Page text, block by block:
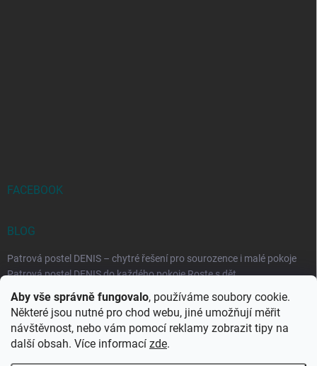
Aby vše správně fungovalo, používáme soubory cookie.
Některé jsou nutné pro chod webu, jiné umožňují měřit
návštěvnost, nebo vám pomocí reklamy zobrazit tipy na
další obsah. Více informací zde.
FACEBOOK
BLOG
Patrová postel DENIS – chytré řešení pro sourozence i malé pokoje
Patrová postel DENIS do každého pokoje Roste s dět...
Rozkládací postele RELAX – ideální řešení pro malé prostory i
každodenní spaní
Rozkládací postel, která se přizpůsobí vašemu živo...